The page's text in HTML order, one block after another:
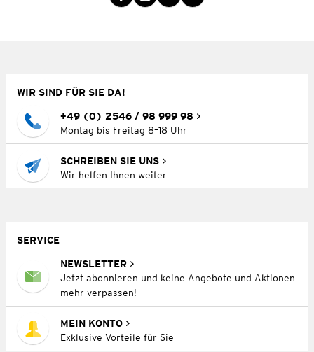
WIR SIND FÜR SIE DA!
+49 (0) 2546 / 98 999 98
Montag bis Freitag 8–18 Uhr
SCHREIBEN SIE UNS
Wir helfen Ihnen weiter
SERVICE
NEWSLETTER
Jetzt abonnieren und keine Angebote und Aktionen
mehr verpassen!
MEIN KONTO
Exklusive Vorteile für Sie